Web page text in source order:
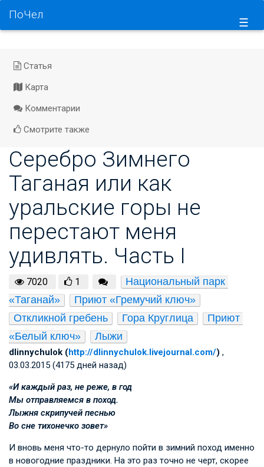
☰
ПоЧел
Статья
Карта
Комментарии
Смотрите также
Серебро Зимнего
Таганая или как
уральские горы не
перестают меня
удивлять. Часть I
7020 1
Национальный парк
«Таганай»
Приют «Гремучий ключ»
Откликной гребень
Гора Круглица
Приют
«Белый ключ»
Лыжи
dlinnychulok (http://dlinnychulok.livejournal.com/) ,
03.03.2015 (4175 дней назад)
«И каждый раз, не реже, в год
Мы отправляемся в поход.
Лыжня скрипучей песнью
Во сне тихонечко зовет»
И вновь меня что-то дернуло пойти в зимний поход именно
в новогодние праздники. На это раз точно не черт, скорее